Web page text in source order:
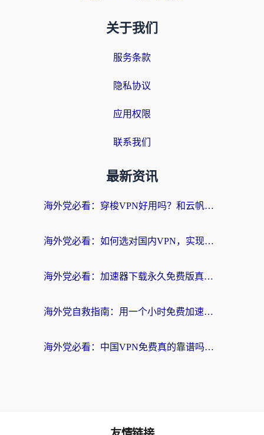
关于我们
服务条款
隐私协议
应用权限
联系我们
最新资讯
海外党必看：穿梭VPN好用吗？和云帆VPN对比哪个回国效果更好？附真实测评+避坑指南
海外党必看：如何选对国内VPN，实现无缝访问国内资源？
海外党必看：加速器下载永久免费版真的存在吗？教你无缝访问国内资源的正确姿势
海外党自救指南：用一个小时免费加速器，轻松打破国内资源访问壁垒？
海外党必看：中国VPN免费真的靠谱吗？手把手教你选对回国加速器